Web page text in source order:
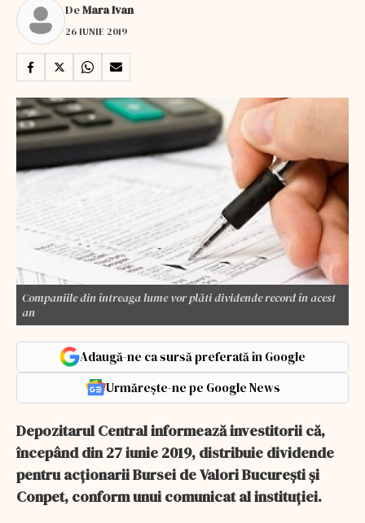
DeMara Ivan
26 IUNIE 2019
Companiile din întreaga lume vor plăti dividende record în acest
an
Adaugă-ne ca sursă preferată în Google
Urmărește-ne pe Google News
Depozitarul Central informează investitorii că,
începând din 27 iunie 2019, distribuie dividende
pentru acţionarii Bursei de Valori Bucureşti şi
Conpet, conform unui comunicat al instituţiei.